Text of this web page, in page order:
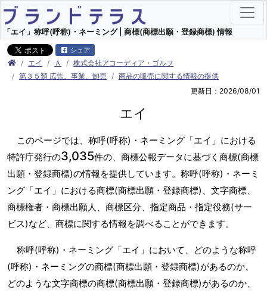
「エイ」称呼(呼称)・ネーミング | 商標(商標出願・登録商標) 情報
シェア
エイ Ａ
株式会社アコーディア・ゴルフ
第３５類 広告、事業、卸売
商品の販売に関する情報の提供
更新日：2026/08/01
エイ
このページでは、称呼(呼称)・ネーミング「エイ」における
特許庁発行の3,035件の、商標公報データに基づく商標(商標
出願・登録商標)の情報を提供しています。称呼(呼称)・ネーミ
ング「エイ」における商標(商標出願・登録商標)、文字商標、
商標権者・商標出願人、商標区分、指定商品・指定役務(サー
ビス)など、商標に関する情報を調べることができます。
称呼(呼称)・ネーミング「エイ」において、どのような称呼
(呼称)・ネーミングの商標(商標出願・登録商標)があるのか、
どのような文字商標の商標(商標出願・登録商標)があるのか、